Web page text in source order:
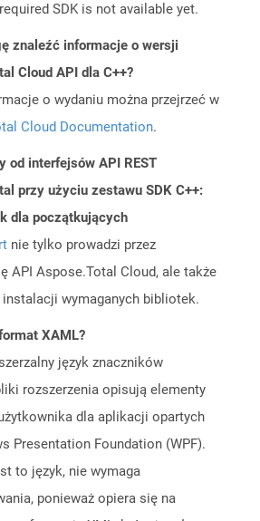
SDK is not available yet.
znaleźć informacje o wersji
Cloud API dla C++?
o wydaniu można przejrzeć w
Cloud Documentation.
od interfejsów API REST
przy użyciu zestawu SDK C++:
dla początkujących
nie tylko prowadzi przez
API Aspose.Total Cloud, ale także
instalacji wymaganych bibliotek.
XAML?
język znaczników
rozszerzenia opisują elementy
dla aplikacji opartych
Presentation Foundation (WPF).
to język, nie wymaga
ponieważ opiera się na